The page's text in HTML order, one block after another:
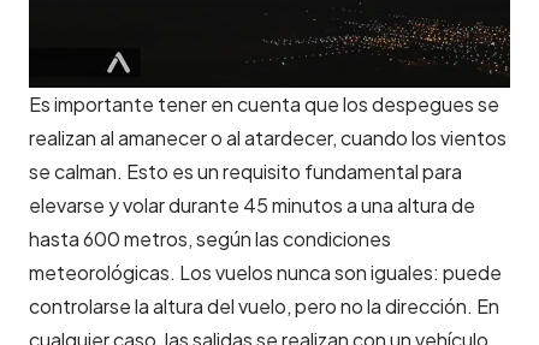
Es importante tener en cuenta que los despegues se
realizan al amanecer o al atardecer, cuando los vientos
se calman. Esto es un requisito fundamental para
elevarse y volar durante 45 minutos a una altura de
hasta 600 metros, según las condiciones
meteorológicas. Los vuelos nunca son iguales: puede
controlarse la altura del vuelo, pero no la dirección. En
cualquier caso, las salidas se realizan con un vehículo